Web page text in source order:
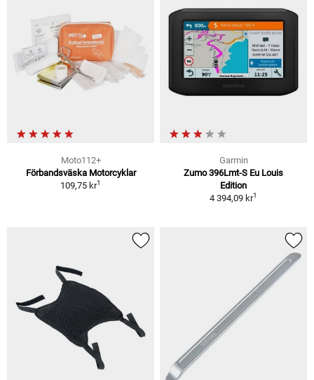
Moto112+
Förbandsväska Motorcyklar
109,75 kr1
Garmin
Zumo 396Lmt-S Eu Louis
Edition
4 394,09 kr1